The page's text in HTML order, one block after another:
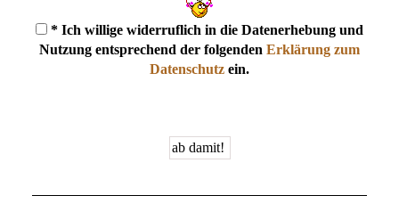
* Ich willige widerruflich in die Datenerhebung und
Nutzung entsprechend der folgenden Erklärung zum
Datenschutz ein.